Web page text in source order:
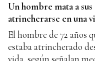
Un hombre mata a
atrincherarse en una
El hombre de 72 años
estaba atrincherado